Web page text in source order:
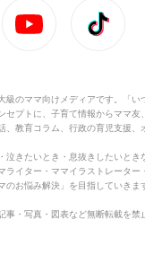
級のママ向けメディアです。「い
セプトに、子育て情報からママ友
、教育コラム、行政の育児支援
泣きたいとき・息抜きしたいとき
ライター・ママイラストレーター
のお悩み解決」を目指していきま
・写真・図表など無断転載を禁